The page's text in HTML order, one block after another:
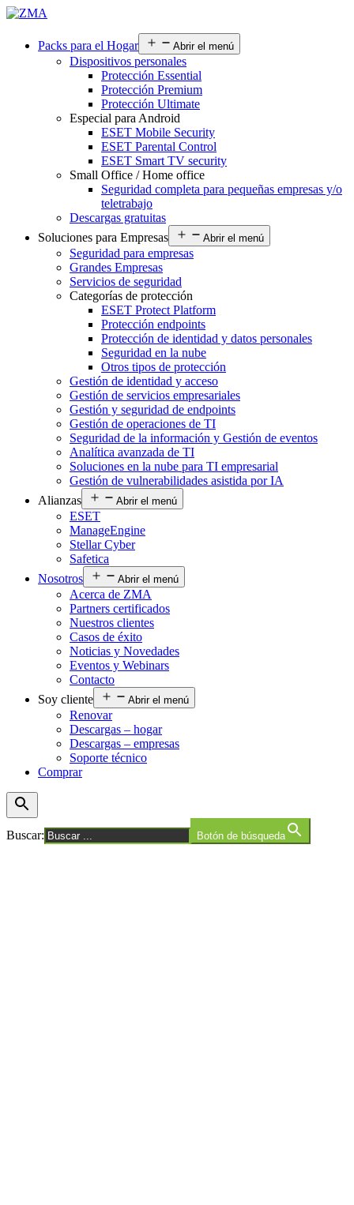
Packs para el Hogar Abrir el menú
Dispositivos personales
Protección Essential
Protección Premium
Protección Ultimate
Especial para Android
ESET Mobile Security
ESET Parental Control
ESET Smart TV security
Small Office / Home office
Seguridad completa para pequeñas empresas y/o
teletrabajo
Descargas gratuitas
Soluciones para Empresas
Abrir el menú
Seguridad para empresas
Grandes Empresas
Servicios de seguridad
Categorías de protección
ESET Protect Platform
Protección endpoints
Protección de identidad y datos personales
Seguridad en la nube
Otros tipos de protección
Gestión de identidad y acceso
Gestión de servicios empresariales
Gestión y seguridad de endpoints
Gestión de operaciones de TI
Seguridad de la información y Gestión de eventos
Analítica avanzada de TI
Soluciones en la nube para TI empresarial
Gestión de vulnerabilidades asistida por IA
Alianzas
Abrir el menú
ESET
ManageEngine
Stellar Cyber
Safetica
Nosotros
Abrir el menú
Acerca de ZMA
Partners certificados
Nuestros clientes
Casos de éxito
Noticias y Novedades
Eventos y Webinars
Contacto
Soy cliente
Abrir el menú
Renovar
Descargas – hogar
Descargas – empresas
Soporte técnico
Comprar
Buscar: Botón de búsqueda